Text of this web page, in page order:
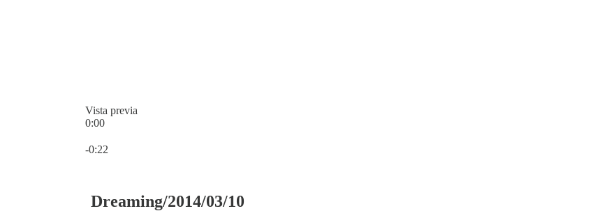
Vista previa
0:00
-0:22
Dreaming/2014/03/10